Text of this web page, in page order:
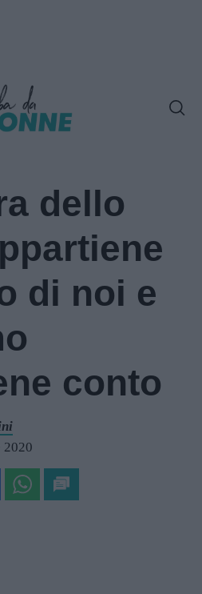
dello
di noi e
conto
2020